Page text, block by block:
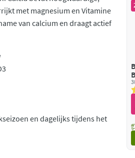
met magnesium en Vitamine
van calcium en draagt actief
en dagelijks tijdens het